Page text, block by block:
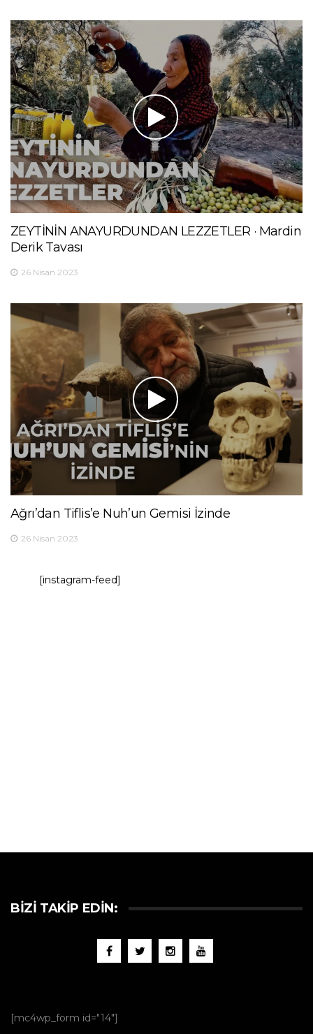
ZEYTİNİN ANAYURDUNDAN LEZZETLER · Mardin
Derik Tavası
26 Nisan 2023
Ağrı’dan Tiflis’e Nuh’un Gemisi İzinde
26 Nisan 2023
[instagram-feed]
BIZI TAKIP EDIN:
[mc4wp_form id="14"]